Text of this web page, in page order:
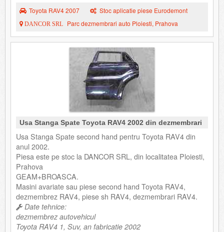
Toyota RAV4 2007 Stoc aplicatie piese Eurodemont
DANCOR SRL Parc dezmembrari auto Ploiesti, Prahova
Usa Stanga Spate Toyota RAV4 2002 din dezmembrari
Usa Stanga Spate second hand pentru Toyota RAV4 din
anul 2002.
Piesa este pe stoc la DANCOR SRL, din localitatea Ploiesti,
Prahova
GEAM+BROASCA.
Masini avariate sau piese second hand Toyota RAV4,
dezmembrez RAV4, piese sh RAV4, dezmembrari RAV4.
Date tehnice:
dezmembrez autovehicul
Toyota RAV4 1, Suv, an fabricatie 2002